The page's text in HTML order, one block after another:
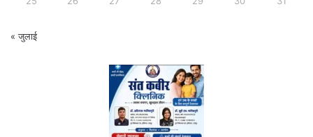
« जुलाई